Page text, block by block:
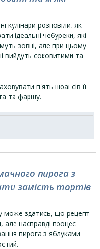
кулінари розповіли, як
ідеальні чебуреки, які
зовні, але при цьому
вийдуть соковитими та
п'ять нюансів її
та фаршу.
пирога з
замість тортів
може здатись, що рецепт
але насправді процес
пирога з яблуками